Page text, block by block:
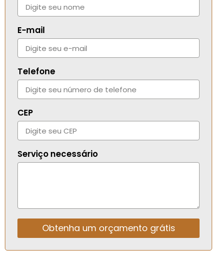
E-mail
Telefone
CEP
Serviço necessário
Obtenha um orçamento grátis